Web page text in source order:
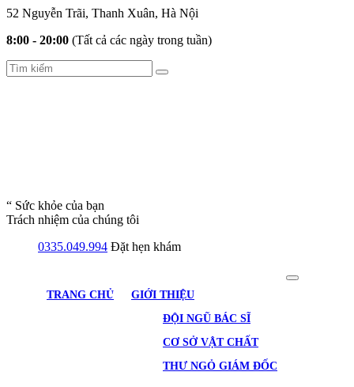
52 Nguyễn Trãi, Thanh Xuân, Hà Nội
8:00 - 20:00 (Tất cả các ngày trong tuần)
“ Sức khỏe của bạn
Trách nhiệm của chúng tôi
0335.049.994 Đặt hẹn khám
TRANG CHỦ
GIỚI THIỆU
ĐỘI NGŨ BÁC SĨ
CƠ SỞ VẬT CHẤT
THƯ NGỎ GIÁM ĐỐC